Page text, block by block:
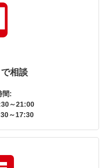
相談
間:
～21:00
～17:30